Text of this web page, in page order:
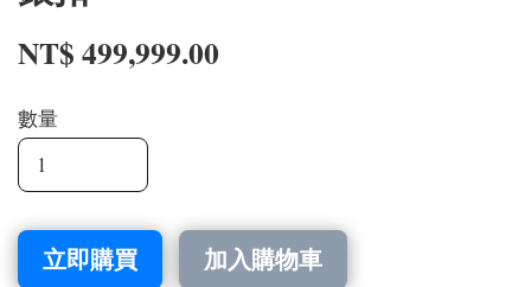
NT$ 499,999.00
數量
立即購買 加入購物車